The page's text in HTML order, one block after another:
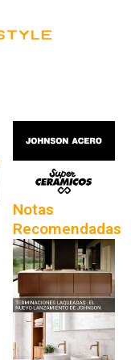
Notas
Recomendadas